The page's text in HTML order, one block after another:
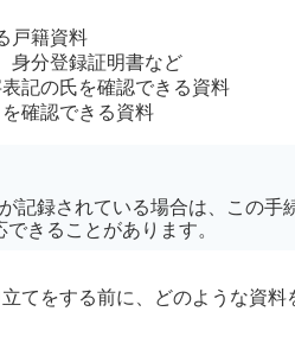
戸籍資料
身分登録証明書など
記の氏を確認できる資料
確認できる資料
録されている場合は、この手
できることがあります。
てをする前に、どのような資料